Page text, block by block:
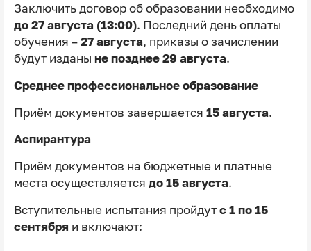
Заключить договор об образовании необходимо
до 27 августа (13:00). Последний день оплаты
обучения – 27 августа, приказы о зачислении
будут изданы не позднее 29 августа.
Среднее профессиональное образование
Приём документов завершается 15 августа.
Аспирантура
Приём документов на бюджетные и платные
места осуществляется до 15 августа.
Вступительные испытания пройдут с 1 по 15
сентября и включают: